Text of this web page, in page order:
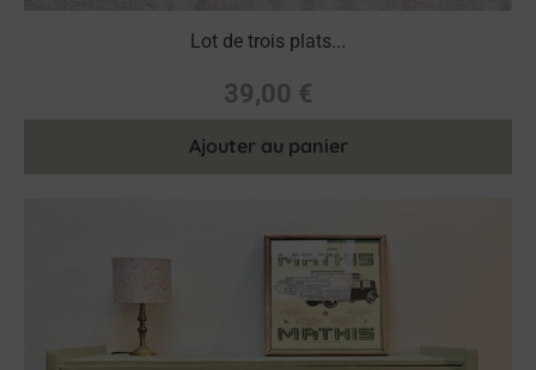
Lot de trois plats...
39,00 €
Ajouter au panier